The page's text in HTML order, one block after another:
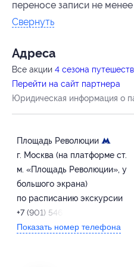
переносе записи не менее
Свернуть
Адресa
Все акции 4 сезона
Перейти на сайт партнера
Юридическая информация о
Площадь Революции
г. Москва (на платформе ст.
м. «Площадь Революции», у
большого экрана)
по расписанию экскурсии
+7 (901) 546-55-92
Показать номер телефона